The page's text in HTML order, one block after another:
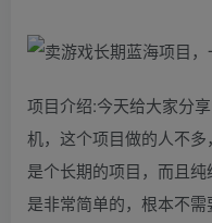
项目介绍:今天给大家分
机，这个项目做的人不
是个长期的项目，而且
是非常简单的，根本不